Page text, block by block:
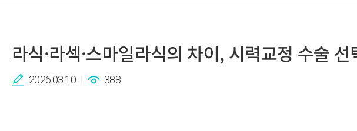
라식·라섹·스마일라식의 차이, 시력교정 수술
2026.03.10 388